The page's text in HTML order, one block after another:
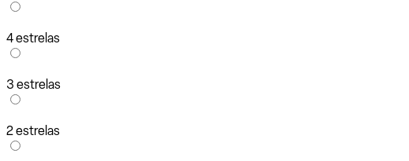
4 estrelas
3 estrelas
2 estrelas